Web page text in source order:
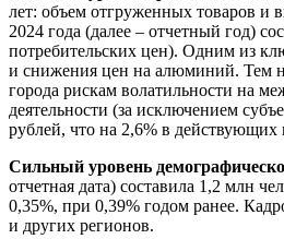
лет: объем отгруженных товаров и
2024 года (далее – отчетный год)
потребительских цен). Одним из
и снижения цен на алюминий. Тем не
города рискам волатильности на
деятельности (за исключением
рублей, что на 2,6% в
Сильный уровень
отчетная дата) составила 1,2 млн
0,35%, при 0,39% годом ранее.
и других регионов.